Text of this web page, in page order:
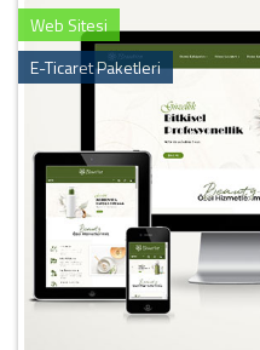
Web Sitesi
E-Ticaret Paketleri